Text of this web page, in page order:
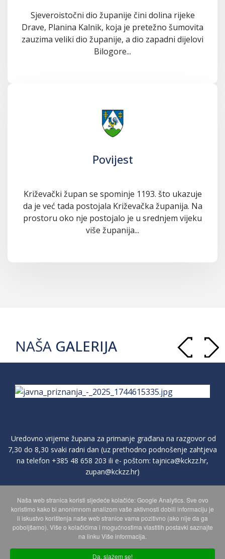
Sjeveroistočni dio županije čini dolina rijeke
Drave, Planina Kalnik, koja je pretežno šumovita
zauzima veliki dio županije, a dio zapadni dijelovi
Bilogore...
Povijest
Križevački župan se spominje 1193. što ukazuje
da je već tada postojala Križevačka županija. Na
prostoru oko nje postojalo je u srednjem vijeku
više županija...
NAŠA GALERIJA
Uredovno vrijeme župana za primanje građana na razgovor od
7,30 do 8,30 svaki radni dan (uz prethodno podnošenje zahtjeva
na telefon +385 48 658 203 ili e- poštom:tajnica@kckzz.hr,
zupan@kckzz.hr)
POLITIKA ZAŠTITE PRIVATNOSTI OSOBNIH PODATAKA
MAPA WEBA
Naša web stranica koristi sljedeće kolačiće: Google Analytics. Sve ovo
koristimo kako bi anonimnom analizom vaše aktivnosti dobili informaciju je
li iskustvo korištenja naše web stranice vama pozitivno (ako nije da ga
poboljšamo). Više o kolačićima i mogućnostima vlastitih postavki saznajte
na linku Više informacija.
Da, slažem se!